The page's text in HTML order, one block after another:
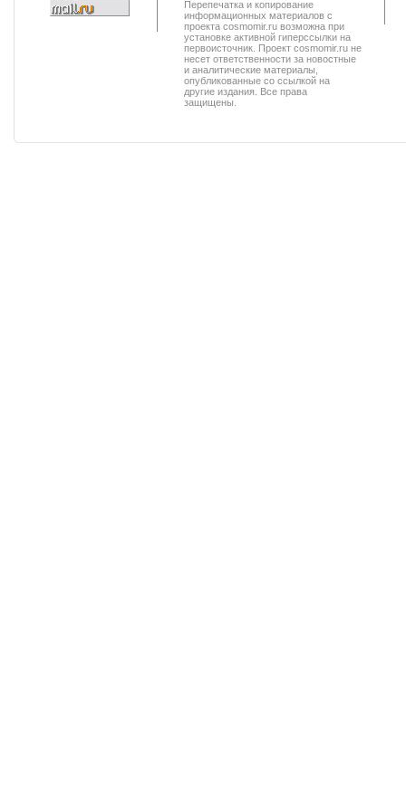
Перепечатка и копирование
информационных материалов с
проекта cosmomir.ru возможна при
установке активной гиперссылки на
первоисточник. Проект cosmomir.ru не
несет ответственности за новостные
и аналитические материалы,
опубликованные со ссылкой на
другие издания. Все права
защищены.